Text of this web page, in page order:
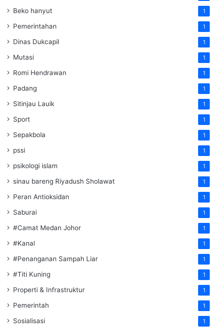
Beko hanyut 1
Pemerintahan 1
Dinas Dukcapil 1
Mutasi 1
Romi Hendrawan 1
Padang 1
Sitinjau Lauik 1
Sport 1
Sepakbola 1
pssi 1
psikologi islam 1
sinau bareng Riyadush Sholawat 1
Peran Antioksidan 1
Saburai 1
#Camat Medan Johor 1
#Kanal 1
#Penanganan Sampah Liar 1
#Titi Kuning 1
Properti & Infrastruktur 1
Pemerintah 1
Sosialisasi 1